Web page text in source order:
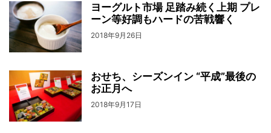
ヨーグルト市場 足踏み続く上期 プレ
ーン等好調もハードの苦戦響く
2018年9月26日
おせち、シーズンイン “平成”最後の
お正月へ
2018年9月17日